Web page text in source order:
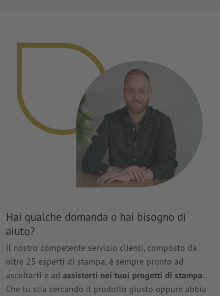
Hai qualche domanda o hai bisogno di
aiuto?
Il nostro competente servizio clienti, composto da
oltre 25 esperti di stampa, è sempre pronto ad
ascoltarti e ad assisterti nei tuoi progetti di stampa.
Che tu stia cercando il prodotto giusto oppure abbia